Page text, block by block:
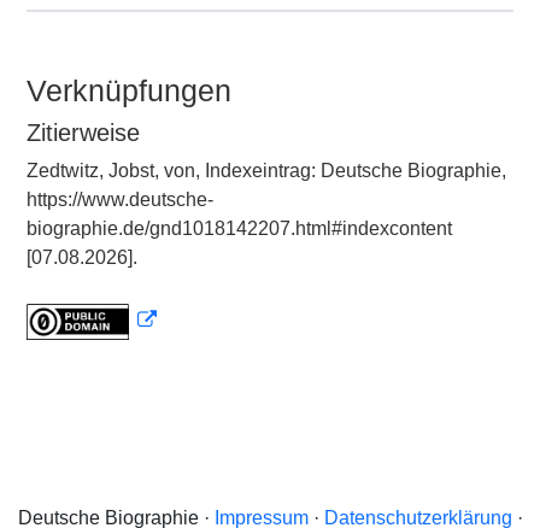
Verknüpfungen
Zitierweise
Zedtwitz, Jobst, von, Indexeintrag: Deutsche Biographie,
https://www.deutsche-
biographie.de/gnd1018142207.html#indexcontent
[07.08.2026].
Deutsche Biographie · Impressum· Datenschutzerklärung ·